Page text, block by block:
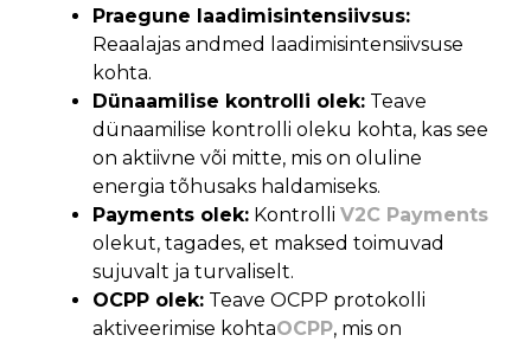
Praegune laadimisintensiivsus:
Reaalajas andmed laadimisintensiivsuse
kohta.
Dünaamilise kontrolli olek: Teave
dünaamilise kontrolli oleku kohta, kas see
on aktiivne või mitte, mis on oluline
energia tõhusaks haldamiseks.
Payments olek: Kontrolli V2C Payments
olekut, tagades, et maksed toimuvad
sujuvalt ja turvaliselt.
OCPP olek: Teave OCPP protokolli
aktiveerimise kohtaOCPP, mis on